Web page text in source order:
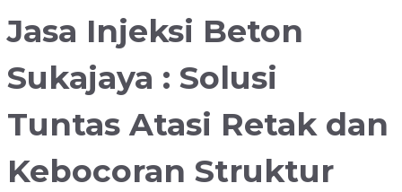
Jasa Injeksi Beton
Sukajaya : Solusi
Tuntas Atasi Retak dan
Kebocoran Struktur